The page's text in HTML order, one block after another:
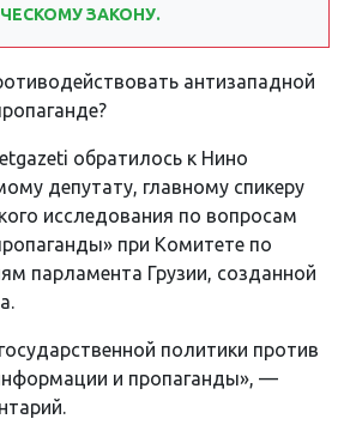
ЗАКОНУ.
антизападной
обратилось к Нино
депутату, главному спикеру
исследования по вопросам
при Комитете по
парламента Грузии, созданной
политики против
и пропаганды», —